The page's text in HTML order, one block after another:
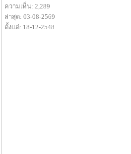
ความเห็น: 2,289
ล่าสุด: 03-08-2569
ตั้งแต่: 18-12-2548